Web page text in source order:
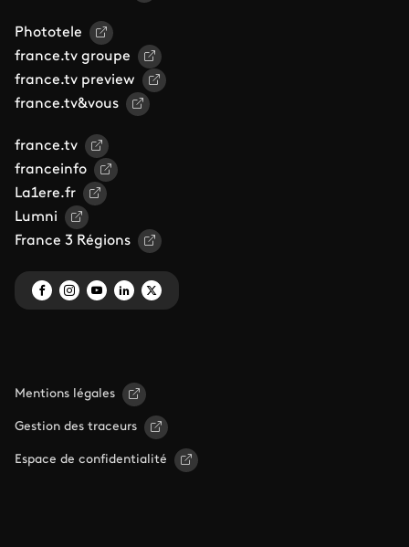
Phototele
france.tv groupe
france.tv preview
france.tv&vous
france.tv
franceinfo
La1ere.fr
Lumni
France 3 Régions
Mentions légales
Gestion des traceurs
Espace de confidentialité